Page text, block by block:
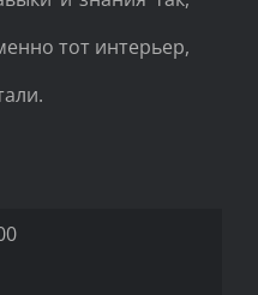
тот интерьер,